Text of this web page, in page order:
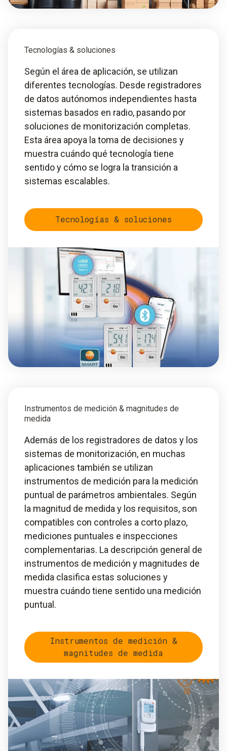
Tecnologías & soluciones
Según el área de aplicación, se utilizan
diferentes tecnologías. Desde registradores
de datos autónomos independientes hasta
sistemas basados en radio, pasando por
soluciones de monitorización completas.
Esta área apoya la toma de decisiones y
muestra cuándo qué tecnología tiene
sentido y cómo se logra la transición a
sistemas escalables.
Tecnologías & soluciones
Instrumentos de medición & magnitudes de
medida
Además de los registradores de datos y los
sistemas de monitorización, en muchas
aplicaciones también se utilizan
instrumentos de medición para la medición
puntual de parámetros ambientales. Según
la magnitud de medida y los requisitos, son
compatibles con controles a corto plazo,
mediciones puntuales e inspecciones
complementarias. La descripción general de
instrumentos de medición y magnitudes de
medida clasifica estas soluciones y
muestra cuándo tiene sentido una medición
puntual.
Instrumentos de medición &
magnitudes de medida